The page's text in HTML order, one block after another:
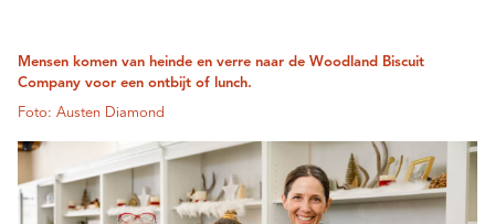
Mensen komen van heinde en verre naar de Woodland Biscuit
Company voor een ontbijt of lunch.
Foto: Austen Diamond